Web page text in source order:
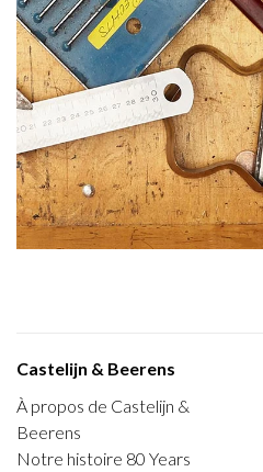
Castelijn & Beerens
À propos de Castelijn &
Beerens
Notre histoire 80 Years